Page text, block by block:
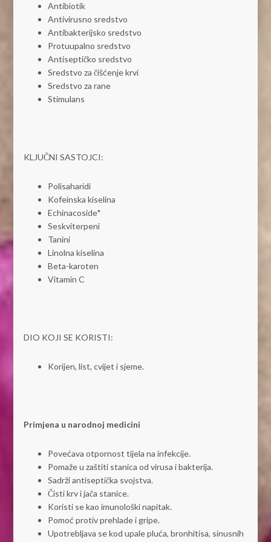
Antibiotik
Antivirusno sredstvo
Antibakterijsko sredstvo
Protuupalno sredstvo
Antiseptičko sredstvo
Sredstvo za čišćenje krvi
Sredstvo za rane
Stimulans
KLJUČNI SASTOJCI:
Polisaharidi
Kofeinska kiselina
Echinacoside*
Seskviterpeni
Tanini
Linolna kiselina
Beta-karoten
Vitamin C
DIO KOJI SE KORISTI:
Korijen, list, cvijet i sjeme.
Primjena u narodnoj medicini
Povećava otpornost tijela na infekcije.
Pomaže u zaštiti stanica od virusa i bakterija.
Sadrži antiseptička svojstva.
Čisti krv i jača stanice.
Koristi se kao imunološki napitak.
Pomoć protiv prehlade i gripe.
Upotrebljava se kod upale pluća, bronhitisa, sinusnih